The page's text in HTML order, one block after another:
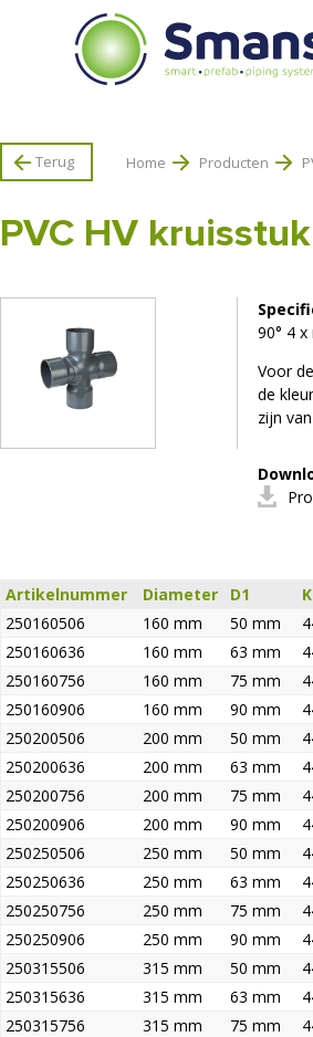
Terug Home Producten
PVC HV
90° 4
Voor
de
zijn
Artikelnummer Diameter D1
250160506
160 mm 50 mm
250160636
160 mm 63 mm
250160756
160 mm 75 mm
250160906
160 mm 90 mm
250200506
200 mm 50 mm
250200636
200 mm 63 mm
250200756
200 mm 75 mm
250200906
200 mm 90 mm
250250506
250 mm 50 mm
250250636
250 mm 63 mm
250250756
250 mm 75 mm
250250906
250 mm 90 mm
250315506
315 mm 50 mm
250315636
315 mm 63 mm
250315756
315 mm 75 mm